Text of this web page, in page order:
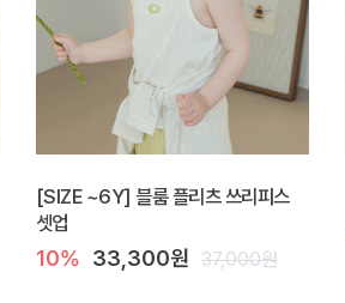
[SIZE ~6Y] 블룸 플리츠 쓰리피스
셋업
10% 33,300원 37,000원